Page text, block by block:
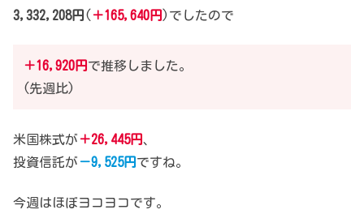
3,332,208円 ( ＋165,640円 )でしたので
＋16,920円 で推移しました。
(先週比)
米国株式が＋26,445円、
投資信託が－9,525円 ですね。
今週はほぼヨコヨコです。